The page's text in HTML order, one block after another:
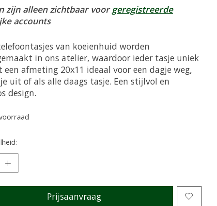
zijn alleen zichtbaar voorgeregistreerde
accounts
van koeienhuid worden
in ons atelier, waardoor ieder tasje uniek
een afmeting 20x11 ideaal voor een dagje weg,
uit of als alle daags tasje. Een stijlvol en
design.
Prijsaanvraag